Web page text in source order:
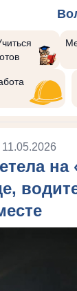
11.05.2026
на